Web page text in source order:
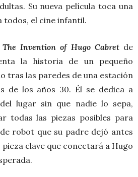
Su nueva película toca una
todos, el cine infantil.
The Invention of Hugo Cabret de
la historia de un pequeño
tras las paredes de una estación
de los años 30. Él se dedica a
lugar sin que nadie lo sepa,
todas las piezas posibles para
robot que su padre dejó antes
clave que conectará a Hugo